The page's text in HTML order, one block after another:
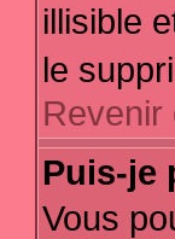
illisible
le
Revenir
Puis-je
Vous